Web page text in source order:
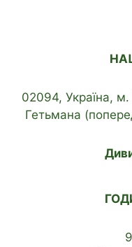
02094, Україна,
Гетьмана